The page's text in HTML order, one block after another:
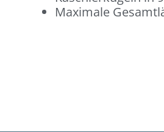
Maximale